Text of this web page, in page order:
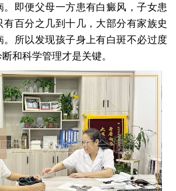
。即便父母一方患有白癜风，子女患
有百分之几到十几，大部分有家族史
。所以发现孩子身上有白斑不必过度
和科学管理才是关键。